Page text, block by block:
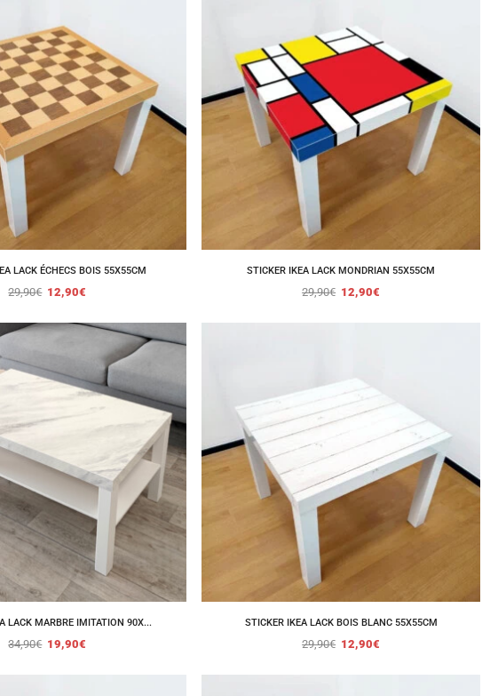
LACK ÉCHECS BOIS 55X55CM
29,90€ 12,90€
STICKER IKEA LACK MONDRIAN 55X55CM
29,90€ 12,90€
LACK MARBRE IMITATION 90X...
34,90€ 19,90€
STICKER IKEA LACK BOIS BLANC 55X55CM
29,90€ 12,90€